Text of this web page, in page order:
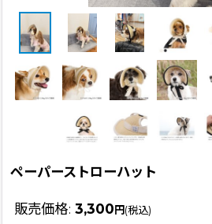
ペーパーストローハット
販売価格: 3,300円(税込)